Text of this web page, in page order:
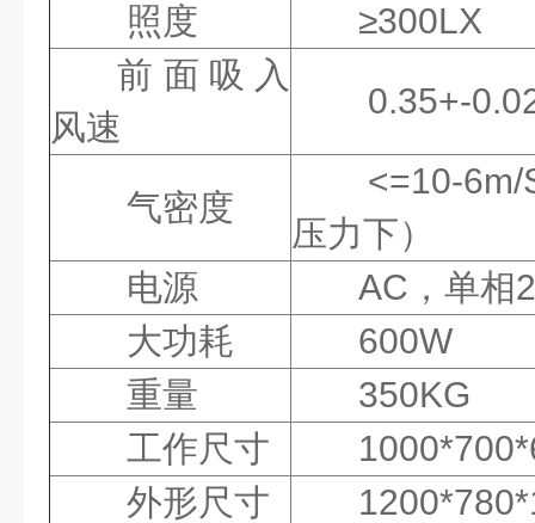
照度
≥300LX
前面吸入
风速
0.35+-
气密度
<=10-6m/
压力下）
电源
AC，单相
大功耗
600W
重量
350KG
工作尺寸
外形尺寸